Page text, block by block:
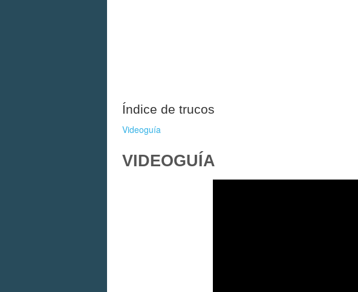
Índice de trucos
Videoguía
VIDEOGUÍA